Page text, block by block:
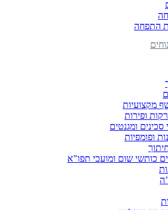
התפחה
מקצועיות
ופירות
סכינים ומגנטים
ופומפיות
כותשי שום ומועכי תפו"א